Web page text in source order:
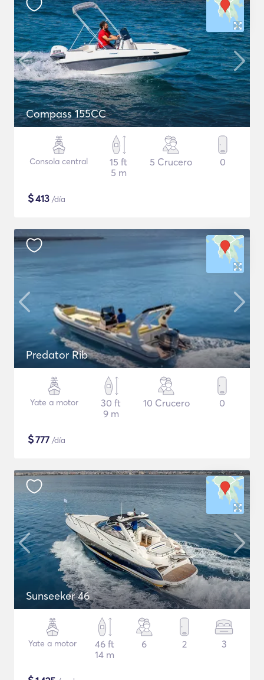
Compass 155CC
Consola central
15 ft
5 m
5 Crucero 0
$413 /día
Predator Rib
Yate a motor
30 ft
9 m
10 Crucero 0
$777 /día
Sunseeker 46
Yate a motor
46 ft
14 m
6 2 3